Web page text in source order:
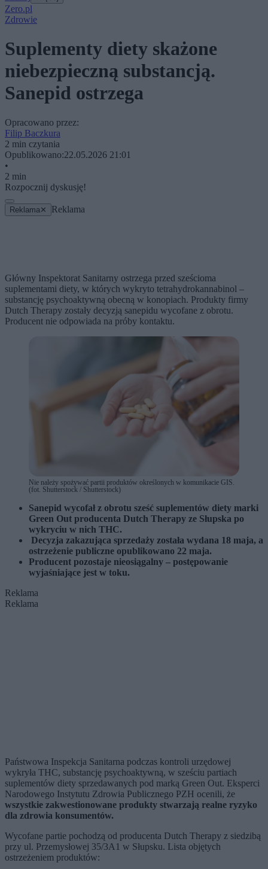
Zero.pl
Zdrowie
Suplementy diety skażone
niebezpieczną substancją.
Sanepid ostrzega
Opracowano przez:
Filip Baczkura
2 min czytania
Opublikowano:22.05.2026 21:01
•
2 min
Rozpocznij dyskusję!
Reklama ✕ Reklama
Główny Inspektorat Sanitarny ostrzega przed sześcioma
suplementami diety, w których wykryto tetrahydrokannabinol –
substancję psychoaktywną obecną w konopiach. Produkty firmy
Dutch Therapy zostały decyzją sanepidu wycofane z obrotu.
Producent nie odpowiada na próby kontaktu.
Nie należy spożywać partii produktów określonych w komunikacie GIS.
(fot. Shutterstock / Shutterstock)
Sanepid wycofał z obrotu sześć suplementów diety marki
Green Out producenta Dutch Therapy ze Słupska po
wykryciu w nich THC.
Decyzja zakazująca sprzedaży została wydana 18 maja, a
ostrzeżenie publiczne opublikowano 22 maja.
Producent pozostaje nieosiągalny – postępowanie
wyjaśniające jest w toku.
Reklama
Reklama
Państwowa Inspekcja Sanitarna podczas kontroli urzędowej
wykryła THC, substancję psychoaktywną, w sześciu partiach
suplementów diety sprzedawanych pod marką Green Out. Eksperci
Narodowego Instytutu Zdrowia Publicznego PZH ocenili, że
wszystkie zakwestionowane produkty stwarzają realne ryzyko
dla zdrowia konsumentów.
Wycofane partie pochodzą od producenta Dutch Therapy z siedzibą
przy ul. Przemysłowej 35/3A1 w Słupsku. Lista objętych
ostrzeżeniem produktów: